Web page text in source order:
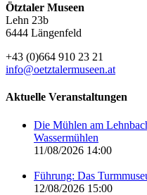
Ötztaler Museen
Lehn 23b
6444 Längenfeld
+43 (0)664 910 23 21
info@oetztalermuseen.at
Aktuelle Veranstaltungen
Die Mühlen am
Wassermühlen
11/08/2026 14:00
Führung: Das
12/08/2026 15:00